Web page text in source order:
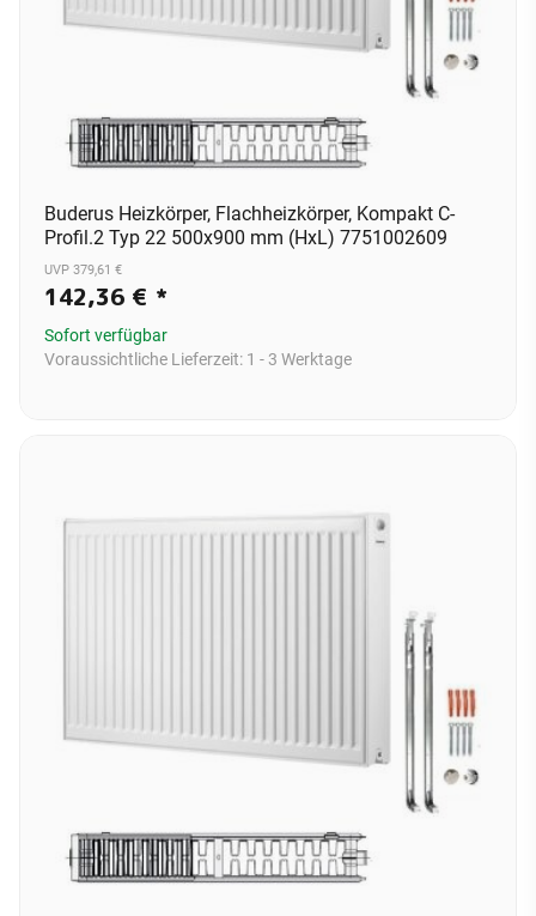
Buderus Heizkörper, Flachheizkörper, Kompakt C-
Profil.2 Typ 22 500x900 mm (HxL) 7751002609
UVP 379,61 €
142,36 € *
Sofort verfügbar
Voraussichtliche Lieferzeit: 1 - 3 Werktage